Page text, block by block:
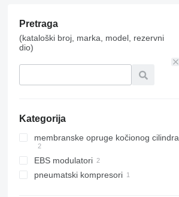
Pretraga
(kataloški broj, marka, model, rezervni
dio)
Kategorija
membranske opruge kočionog cilindra
EBS modulatori
pneumatski kompresori